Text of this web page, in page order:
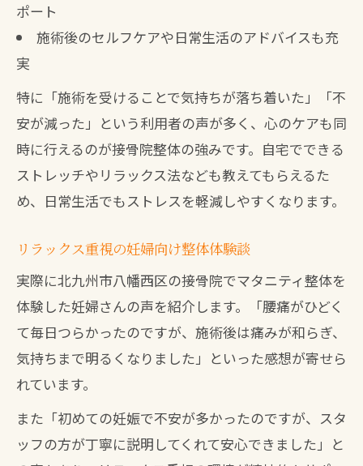
ポート
施術後のセルフケアや日常生活のアドバイスも充
実
特に「施術を受けることで気持ちが落ち着いた」「不
安が減った」という利用者の声が多く、心のケアも同
時に行えるのが接骨院整体の強みです。自宅でできる
ストレッチやリラックス法なども教えてもらえるた
め、日常生活でもストレスを軽減しやすくなります。
リラックス重視の妊婦向け整体体験談
実際に北九州市八幡西区の接骨院でマタニティ整体を
体験した妊婦さんの声を紹介します。「腰痛がひどく
て毎日つらかったのですが、施術後は痛みが和らぎ、
気持ちまで明るくなりました」といった感想が寄せら
れています。
また「初めての妊娠で不安が多かったのですが、スタ
ッフの方が丁寧に説明してくれて安心できました」と